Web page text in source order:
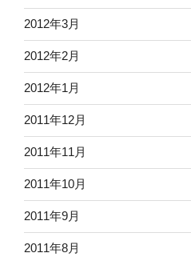
2012年3月
2012年2月
2012年1月
2011年12月
2011年11月
2011年10月
2011年9月
2011年8月